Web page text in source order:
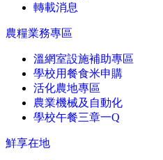
轉載消息
農糧業務專區
溫網室設施補助專區
學校用餐食米申購
活化農地專區
農業機械及自動化
學校午餐三章一Q
鮮享在地